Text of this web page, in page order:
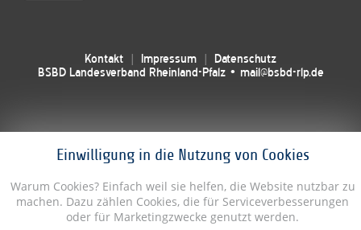
Einwilligung in die Nutzung von Cookies
Warum Cookies? Einfach weil sie helfen, die Website nutzbar zu
machen. Dazu zählen Cookies, die für Serviceverbesserungen
oder für Marketingzwecke genutzt werden.
Kontakt Impressum
Datenschutz
BSBD Landesverband Rheinland-Pfalz • mail@bsbd-rlp.de